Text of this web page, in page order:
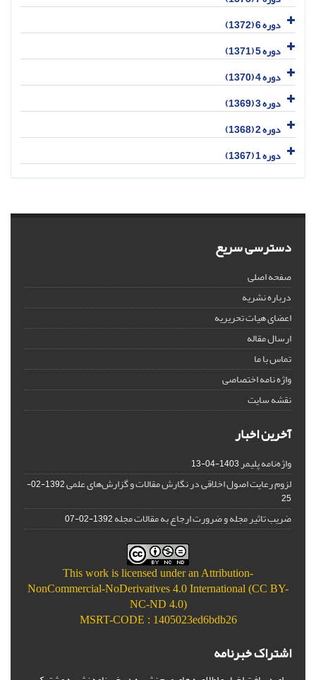
دوره 6 (1372)
دوره 5 (1371)
دوره 4 (1370)
دوره 3 (1369)
دوره 2 (1368)
دوره 1 (1367)
دسترسی سریع
صفحه اصلی
درباره نشریه
اعضای هیات تحریریه
ارسال مقاله
تماس با ما
واژه نامه اختصاصی
نقشه سایت
آخرین اخبار
واژه‌نامه پلیمر1403-04-13
لزوم رعایت اصول اخلاقی در نگارش مقالات و گزارش‌‌های علمی
1392-02-
25
ضریب تاثیر مجله و ضرورت ارجاع به مقالات مجله1392-02-07
This work is licensed under an Attribution-
NonCommercial-NoDerivatives 4.0 International (CC BY-
NC-ND 4.0)
MSRT-CODE : 1405023ed6bdb26
اشتراک خبرنامه